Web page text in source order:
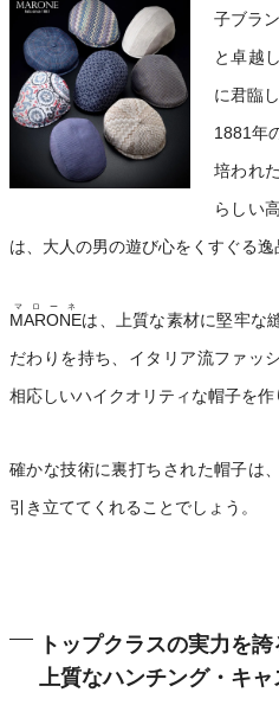
子ブラ
と卓越
に君臨
1881年
培われ
らしい
は、大人の男の遊び心をくすぐる逸
MARONE
マローネ
は、上質な素材に堅牢な
だわりを持ち、イタリア流ファッ
相応しいハイクオリティな帽子を作
確かな技術に裏打ちされた帽子は
引き立ててくれることでしょう。
トップクラスの実力を誇
上質なハンチング・キャ